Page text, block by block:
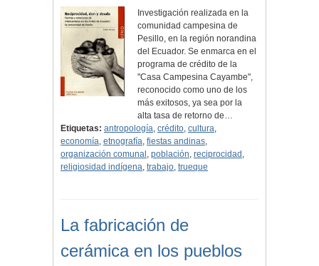
Investigación realizada en la
comunidad campesina de
Pesillo, en la región norandina
del Ecuador. Se enmarca en el
programa de crédito de la
"Casa Campesina Cayambe",
reconocido como uno de los
más exitosos, ya sea por la
alta tasa de retorno de…
Etiquetas: antropología, crédito, cultura,
economía, etnografía, fiestas andinas,
organización comunal , población, reciprocidad ,
religiosidad indígena, trabajo, trueque
La fabricación de
cerámica en los pueblos